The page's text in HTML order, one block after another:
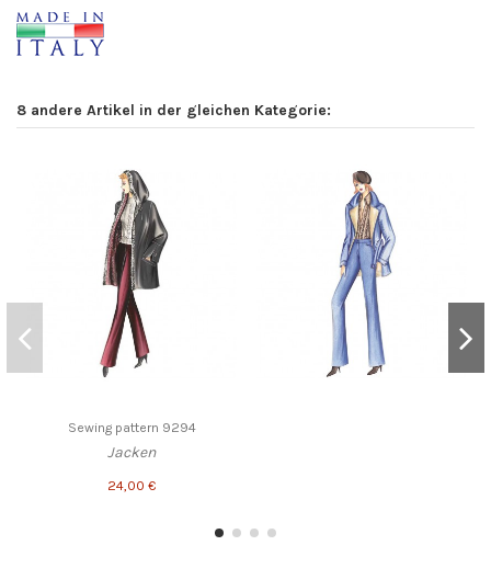
8 andere Artikel in der gleichen Kategorie:
Sewing pattern 9294
Jacken
24,00 €